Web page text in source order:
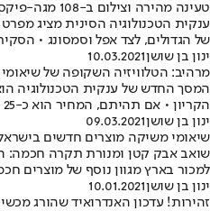
ענקית הטכנולוגיה הסינית מציג
של הגדולים, לצד אפל וסמסונג •
ינון בן שושן10.03.2021
מרהיב: הטלוויזיה השקופה של
הקריון • אם תהיתם, המחיר הוא כ-25 אלף שקלים
ינון בן שושן09.03.2021
שיאומי משיקה מוצרים חדשים
שואב אבק קטן ומנורת תקרה חכמה:
למכור בארץ מגוון נוסף של מוצרים
ינון בן שושן10.01.2021
זהירות! עדכון האנדרואיד שהורג